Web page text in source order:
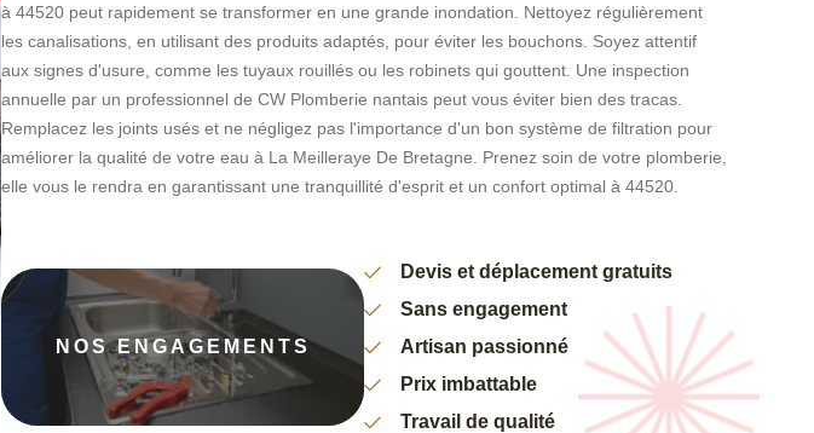
à 44520 peut rapidement se transformer en une grande inondation. Nettoyez régulièrement
les canalisations, en utilisant des produits adaptés, pour éviter les bouchons. Soyez attentif
aux signes d'usure, comme les tuyaux rouillés ou les robinets qui gouttent. Une inspection
annuelle par un professionnel de CW Plomberie nantais peut vous éviter bien des tracas.
Remplacez les joints usés et ne négligez pas l'importance d'un bon système de filtration pour
améliorer la qualité de votre eau à La Meilleraye De Bretagne. Prenez soin de votre plomberie,
elle vous le rendra en garantissant une tranquillité d'esprit et un confort optimal à 44520.
NOS ENGAGEMENTS
Devis et déplacement gratuits
Sans engagement
Artisan passionné
Prix imbattable
Travail de qualité